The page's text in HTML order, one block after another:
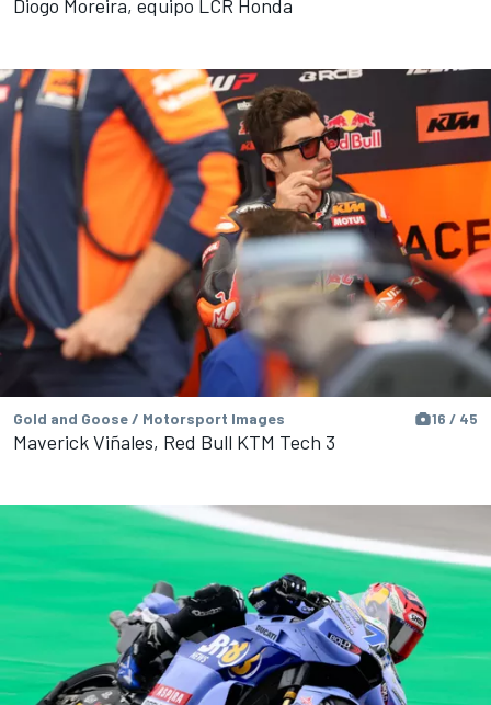
Diogo Moreira, equipo LCR Honda
Gold and Goose / Motorsport Images 16 / 45
Maverick Viñales, Red Bull KTM Tech 3